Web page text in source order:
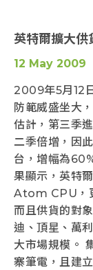
英特爾擴大
12 May 2009
2009年5月12
防範威盛坐大
估計，第三季
二季倍增，因
台，增幅為
果顯示，英特
Atom CPU，
而且供貨的對
迪、頂星、萬
大市場規模。
寨筆電，且建